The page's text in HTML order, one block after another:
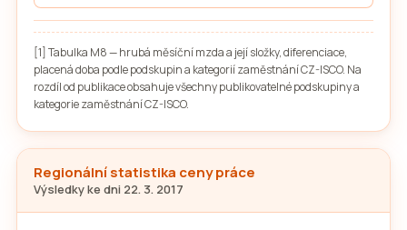
[1] Tabulka M8 — hrubá měsíční mzda a její složky, diferenciace,
placená doba podle podskupin a kategorií zaměstnání CZ-ISCO. Na
rozdíl od publikace obsahuje všechny publikovatelné podskupiny a
kategorie zaměstnání CZ-ISCO.
Regionální statistika ceny práce
Výsledky ke dni 22. 3. 2017